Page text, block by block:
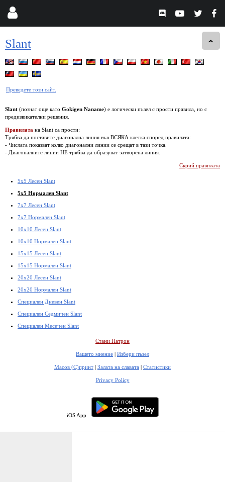
Slant
Преведете този сайт.
Slant (познат още като Gokigen Naname) е логически пъзел с прости правила, но с
предизвикателни решения.
Правилата на Slant са прости:
Трябва да поставите диагонална линия във ВСЯКА клетка според правилата:
- Числата показват колко диагонални линии се срещат в тази точка.
- Диагоналните линии НЕ трябва да образуват затворена линия.
Скрий правилата
5x5 Лесен Slant
5x5 Нормален Slant
7x7 Лесен Slant
7x7 Нормален Slant
10x10 Лесен Slant
10x10 Нормален Slant
15x15 Лесен Slant
15x15 Нормален Slant
20x20 Лесен Slant
20x20 Нормален Slant
Специален Дневен Slant
Специален Седмичен Slant
Специален Месечен Slant
Стани Патрон
Вашето мнение | Избери пъзел
Масов (С)принт | Залата на славата | Статистики
Privacy Policy
iOS App